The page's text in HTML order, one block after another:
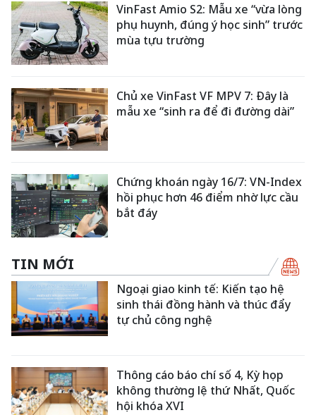
VinFast Amio S2: Mẫu xe “vừa lòng
phụ huynh, đúng ý học sinh” trước
mùa tựu trường
Chủ xe VinFast VF MPV 7: Đây là
mẫu xe “sinh ra để đi đường dài”
Chứng khoán ngày 16/7: VN-Index
hồi phục hơn 46 điểm nhờ lực cầu
bắt đáy
TIN MỚI
Ngoại giao kinh tế: Kiến tạo hệ
sinh thái đồng hành và thúc đẩy
tự chủ công nghệ
Thông cáo báo chí số 4, Kỳ họp
không thường lệ thứ Nhất, Quốc
hội khóa XVI